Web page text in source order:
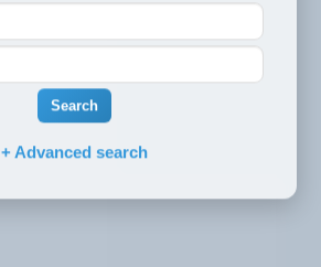
Search
+ Advanced search